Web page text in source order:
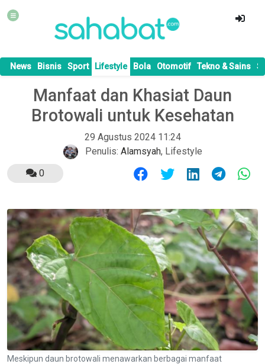
News Bisnis Sport Lifestyle Bola Otomotif Tekno & Sains
Manfaat dan Khasiat Daun
Brotowali untuk Kesehatan
29 Agustus 2024 11:24
Penulis: Alamsyah, Lifestyle
0
Meskipun daun brotowali menawarkan berbagai manfaat